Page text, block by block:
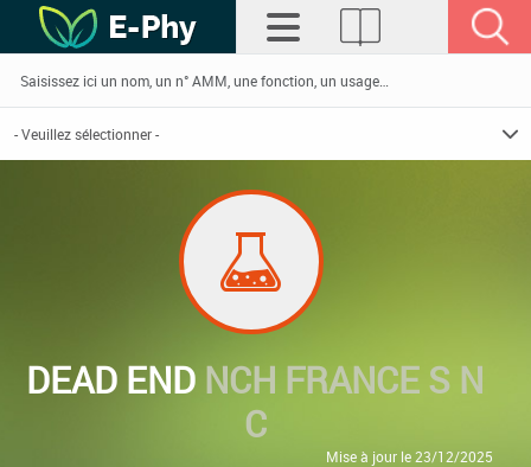
DEAD END NCH FRANCE S N
C
Mise à jour le 23/12/2025